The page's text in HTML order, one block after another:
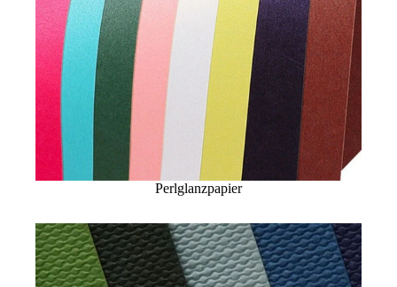
Perlglanzpapier